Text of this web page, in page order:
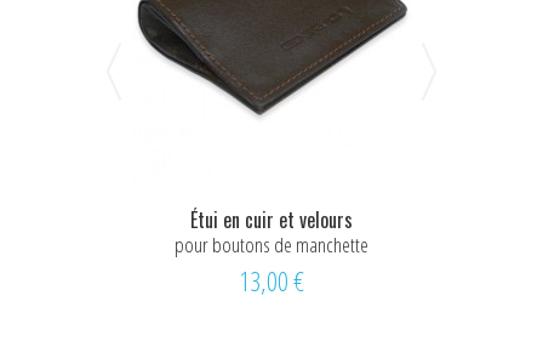
Étui en cuir et velours
pour boutons de manchette
13,00 €